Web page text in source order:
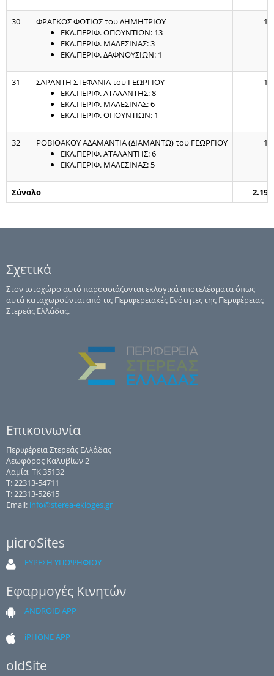
30
ΦΡΑΓΚΟΣ ΦΩΤΙΟΣ του ΔΗΜΗΤΡΙΟΥ
ΕΚΛ.ΠΕΡΙΦ. ΟΠΟΥΝΤΙΩΝ: 13
ΕΚΛ.ΠΕΡΙΦ. ΜΑΛΕΣΙΝΑΣ: 3
ΕΚΛ.ΠΕΡΙΦ. ΔΑΦΝΟΥΣΙΩΝ: 1
17
31
ΣΑΡΑΝΤΗ ΣΤΕΦΑΝΙΑ του ΓΕΩΡΓΙΟΥ
ΕΚΛ.ΠΕΡΙΦ. ΑΤΑΛΑΝΤΗΣ: 8
ΕΚΛ.ΠΕΡΙΦ. ΜΑΛΕΣΙΝΑΣ: 6
ΕΚΛ.ΠΕΡΙΦ. ΟΠΟΥΝΤΙΩΝ: 1
15
32
ΡΟΒΙΘΑΚΟΥ ΑΔΑΜΑΝΤΙΑ (ΔΙΑΜΑΝΤΩ) του ΓΕΩΡΓΙΟΥ
ΕΚΛ.ΠΕΡΙΦ. ΑΤΑΛΑΝΤΗΣ: 6
ΕΚΛ.ΠΕΡΙΦ. ΜΑΛΕΣΙΝΑΣ: 5
11
Σύνολο 2.193
Σχετικά
Στον ιστοχώρο αυτό παρουσιάζονται εκλογικά αποτελέσματα όπως
αυτά καταχωρούνται από τις Περιφερειακές Ενότητες της Περιφέρειας
Στερεάς Ελλάδας.
Επικοινωνία
Περιφέρεια Στερεάς Ελλάδας
Λεωφόρος Καλυβίων 2
Λαμία, ΤΚ 35132
Τ: 22313-54711
Τ: 22313-52615
Email: info@sterea-ekloges.gr
μicroSites
ΕΥΡΕΣΗ ΥΠΟΨΗΦΙΟΥ
Εφαρμογές Κινητών
ANDROID APP
iPHONE APP
oldSite